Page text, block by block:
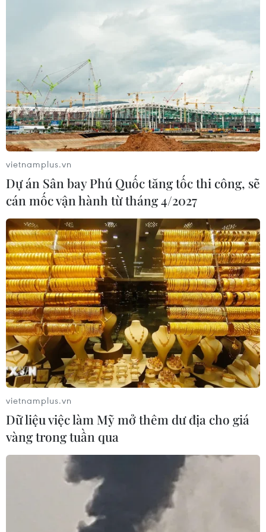
vietnamplus.vn
Dự án Sân bay Phú Quốc tăng tốc thi công, sẽ
cán mốc vận hành từ tháng 4/2027
vietnamplus.vn
Dữ liệu việc làm Mỹ mở thêm dư địa cho giá
vàng trong tuần qua